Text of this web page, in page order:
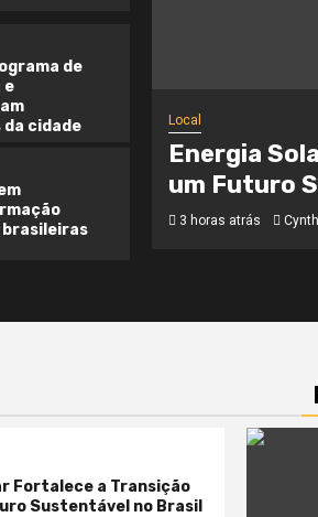
de
e
cidade
brasileiras
Local
Energia
um Futuro
3 horas atrás
Fortalece a Transição
Sustentável no Brasil